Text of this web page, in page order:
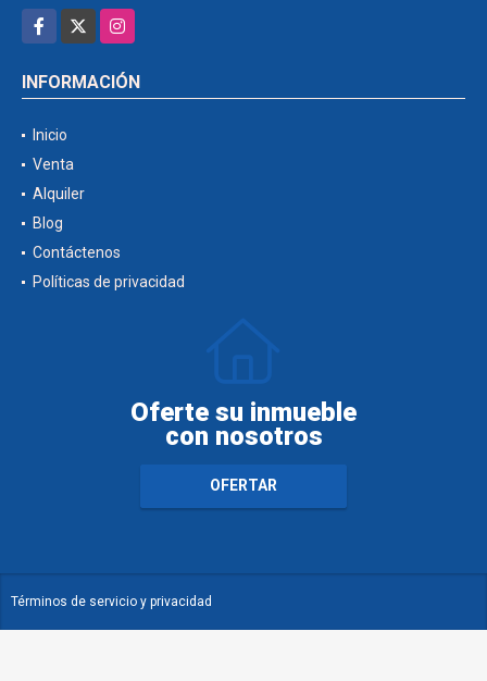
Facebook
Instagram
INFORMACIÓN
Inicio
Venta
Alquiler
Blog
Contáctenos
Políticas de privacidad
Oferte su inmueble
con nosotros
OFERTAR
Términos de servicio y privacidad